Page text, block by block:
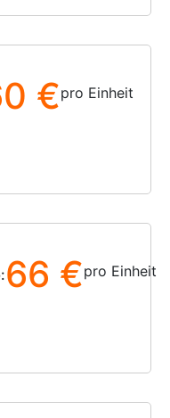
€pro Einheit
66 €pro Einheit